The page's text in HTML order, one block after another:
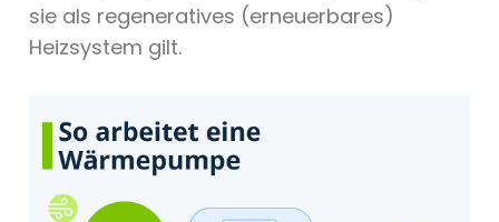
sie als regeneratives (erneuerbares)
Heizsystem gilt.